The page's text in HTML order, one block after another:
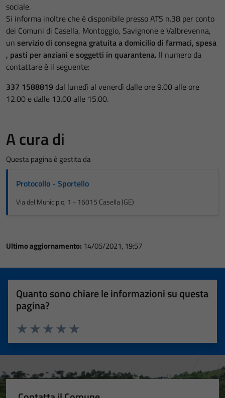
sociale.
Si informa inoltre che è disponibile pressoATS n.38 per conto
dei Comuni di Casella, Montoggio, Savignone e Valbrevenna,
un servizio di consegna gratuita a domicilio di farmaci, spesa
, pasti per anziani e soggetti in quarantena. Il numero da
contattare è il seguente:
337 1588819 dal lunedì al venerdì dalle ore 9.00 alle ore
12.00 e dalle 13.00 alle 15.00.
A cura di
Questa pagina è gestita da
Protocollo - Sportello
Via del Municipio, 1 - 16015 Casella (GE)
Ultimo aggiornamento: 14/05/2021, 19:57
Quanto sono chiare le informazioni su questa
pagina?
Valuta 5 stelle su 5
Valuta 4 stelle su 5
Valuta 3 stelle su 5
Valuta 2 stelle su 5
Valuta 1 stelle su 5